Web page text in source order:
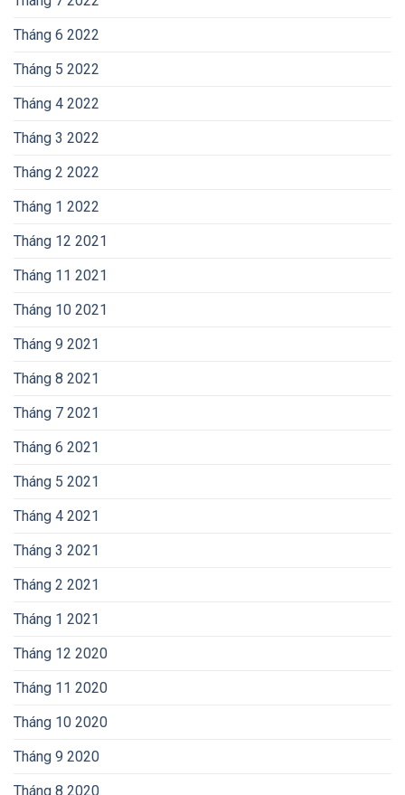
Tháng 6 2022
Tháng 5 2022
Tháng 4 2022
Tháng 3 2022
Tháng 2 2022
Tháng 1 2022
Tháng 12 2021
Tháng 11 2021
Tháng 10 2021
Tháng 9 2021
Tháng 8 2021
Tháng 7 2021
Tháng 6 2021
Tháng 5 2021
Tháng 4 2021
Tháng 3 2021
Tháng 2 2021
Tháng 1 2021
Tháng 12 2020
Tháng 11 2020
Tháng 10 2020
Tháng 9 2020
Tháng 8 2020